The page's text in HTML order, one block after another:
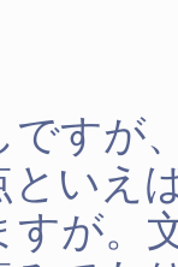
ですが
といえ
すが。